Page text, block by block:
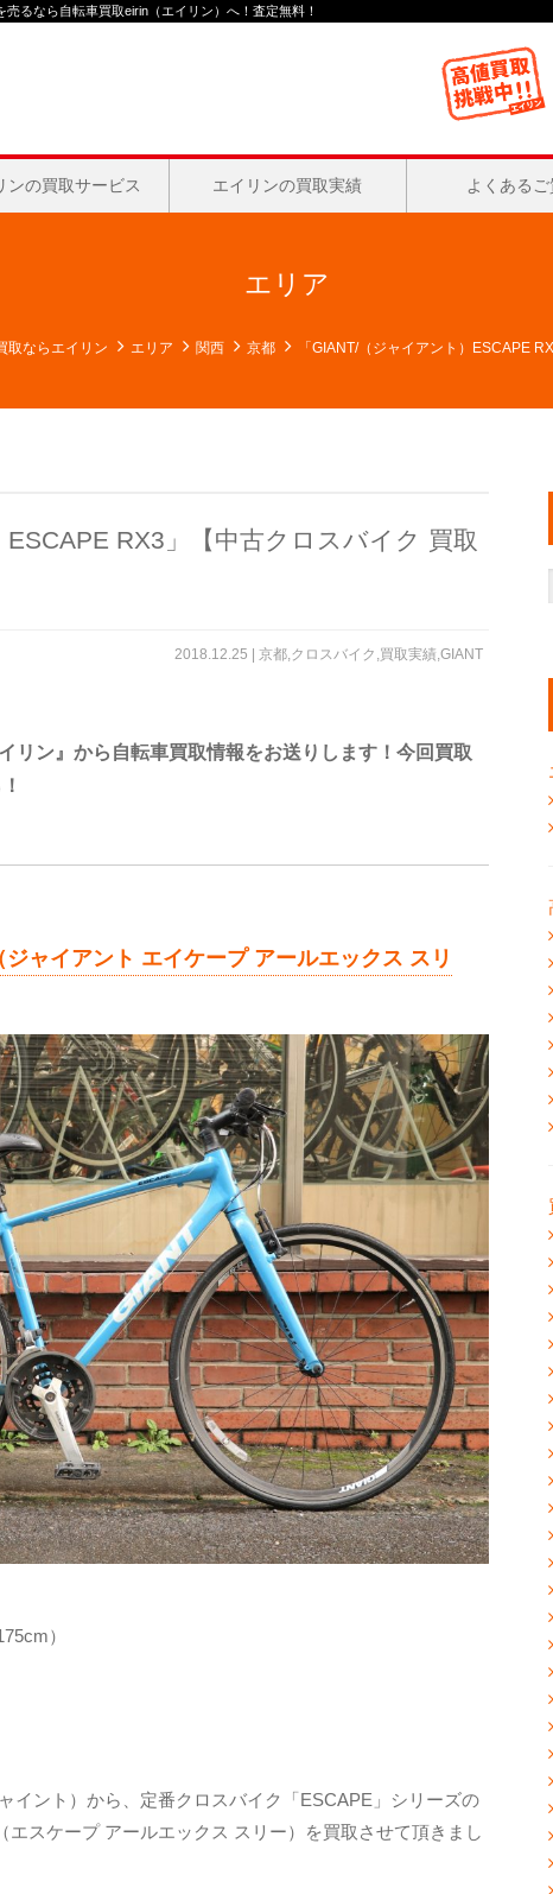
るなら自転車買取eirin（エイリン）へ！査定無料！
ンの買取サービス エイリンの買取実績 よくある
エリア
取ならエイリン エリア 関西 京都 「GIANT/（ジャイアント）ESCAPE
ESCAPE RX3」【中古クロスバイク 買取
2018.12.25 | 京都 クロスバイク 買取実績 GIANT
リン』から自転車買取情報をお送りします！今回買取
ャイアント エイケープ アールエックス スリ
）
イント）から、定番クロスバイク「ESCAPE」シリーズの
エスケープ アールエックス スリー）を買取させて頂きまし